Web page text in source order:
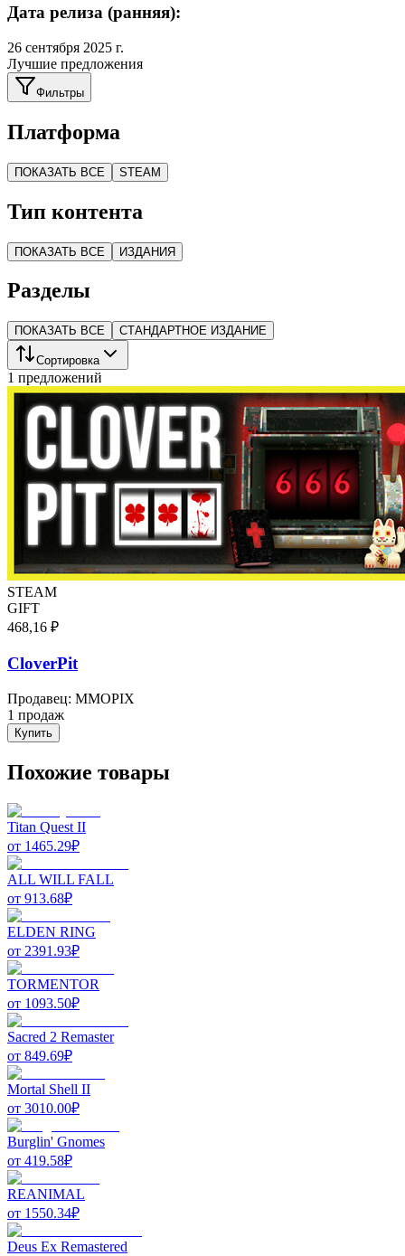
Дата релиза (ранняя):
26 сентября 2025 г.
Лучшие предложения
Фильтры
Платформа
ПОКАЗАТЬ ВСЕ STEAM
Тип контента
ПОКАЗАТЬ ВСЕ ИЗДАНИЯ
Разделы
ПОКАЗАТЬ ВСЕ СТАНДАРТНОЕ ИЗДАНИЕ
Сортировка
1 предложений
STEAM
GIFT
468,16 ₽
CloverPit
Продавец: MMOPIX
1 продаж
Купить
Похожие товары
Titan Quest II
от 1465.29₽
ALL WILL FALL
от 913.68₽
ELDEN RING
от 2391.93₽
TORMENTOR
от 1093.50₽
Sacred 2 Remaster
от 849.69₽
Mortal Shell II
от 3010.00₽
Burglin' Gnomes
от 419.58₽
REANIMAL
от 1550.34₽
Deus Ex Remastered